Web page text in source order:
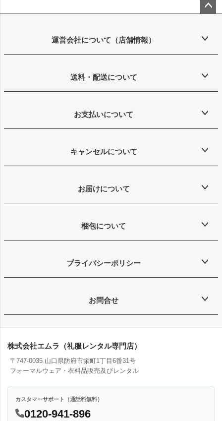
ップ
運営会社について（店舗情報）
送料・配送について
お支払いについて
キャンセルについて
お届けについて
梱包について
プライバシーポリシー
お問合せ
株式会社エムラ（礼服レンタル専門店）
〒747-0035 山口県防府市栄町1丁目6番31号
フォーマルウェア・衣料品販売及びレンタル
カスタマーサポート（通話料無料）
0120-941-896